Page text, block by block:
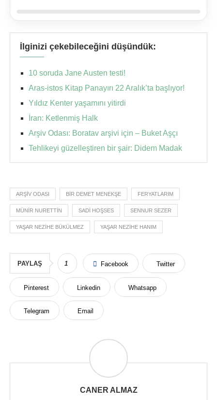
İlginizi çekebileceğini düşündük:
10 soruda Jane Austen testi!
Aras-istos Kitap Panayırı 22 Aralık’ta başlıyor!
Yıldız Kenter yaşamını yitirdi
İran: Ketlenmiş Halk
Arşiv Odası: Boratav arşivi için – Buket Aşçı
Tehlikeyi güzelleştiren bir şair: Didem Madak
ARŞIV ODASI BIR DEMET MENEKŞE FERYATLARIM
MÜNIR NURETTIN SADI HOŞSES SENNUR SEZER
YAŞAR NEZIHE BÜKÜLMEZ YAŞAR NEZIHE HANIM
PAYLAŞ 1 Facebook Twitter
Pinterest Linkedin Whatsapp
Telegram Email
CANER ALMAZ